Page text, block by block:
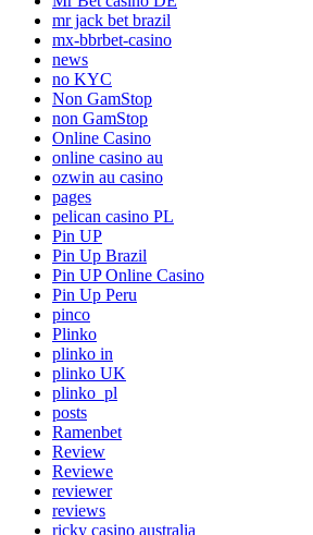
mr jack bet brazil
mx-bbrbet-casino
news
no KYC
Non GamStop
non GamStop
Online Casino
online casino au
ozwin au casino
pages
pelican casino PL
Pin UP
Pin Up Brazil
Pin UP Online Casino
Pin Up Peru
pinco
Plinko
plinko in
plinko UK
plinko_pl
posts
Ramenbet
Review
Reviewe
reviewer
reviews
ricky casino australia